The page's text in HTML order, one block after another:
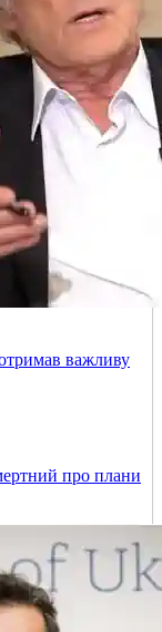
важливу
про плани